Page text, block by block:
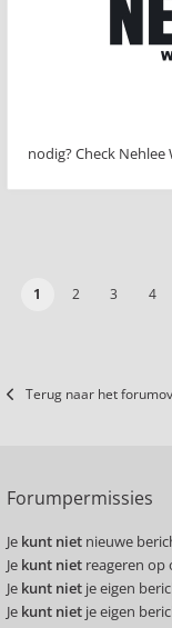
nodig? Check
1 2 3 4
Terug naar het
Forumpermissies
Je kunt niet nieuwe
Je kunt niet reageren
Je kunt niet je eigen
Je kunt niet je eigen